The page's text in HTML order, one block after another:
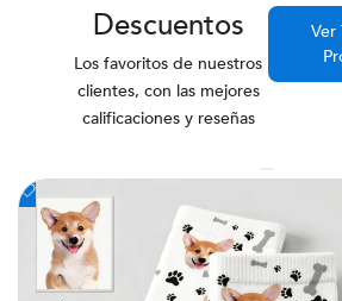
Descuentos
Los favoritos de nuestros
clientes, con las mejores
calificaciones y reseñas
Ver
Añadir
a
lista